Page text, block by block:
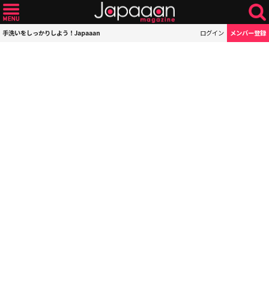
手洗いをしっかりしよう！Japaaan ログイン メンバー登録